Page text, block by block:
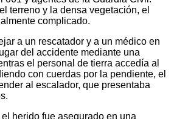
terreno y la densa vegetación, el
complicado.
a un rescatador y a un médico en
del accidente mediante una
el personal de tierra accedía al
con cuerdas por la pendiente, el
al escalador, que presentaba
herido fue asegurado en una